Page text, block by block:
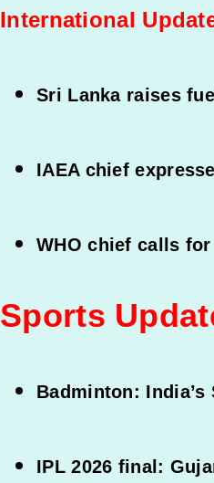
International
Sri Lanka raises
IAEA chief
WHO chief calls
Sports
Badminton:
IPL 2026 final: